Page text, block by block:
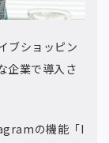
ブショッピン
企業で導入さ
の機能「I